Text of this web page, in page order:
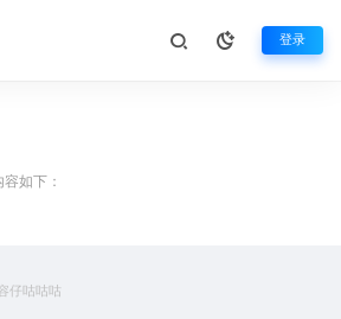
登录
如下：
仔咕咕咕